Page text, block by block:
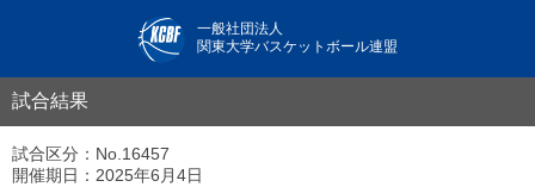
一般社団法人
関東大学バスケットボール連盟
試合結果
試合区分：No.16457
開催期日：2025年6月4日